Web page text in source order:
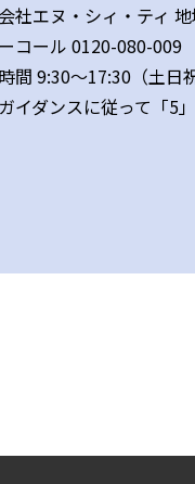
社エヌ・シィ・ティ
コール 0120-080-009
間 9:30～17:30（土日
イダンスに従って「5